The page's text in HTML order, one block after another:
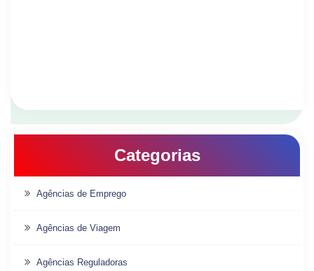
Categorias
Agências de Emprego
Agências de Viagem
Agências Reguladoras